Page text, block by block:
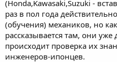
(Honda,Kawasaki,Suzuki -
раз в пол года
(обучения) механиков, но
рассказывается там, они
происходит проверка их
инженеров-ипонцев.